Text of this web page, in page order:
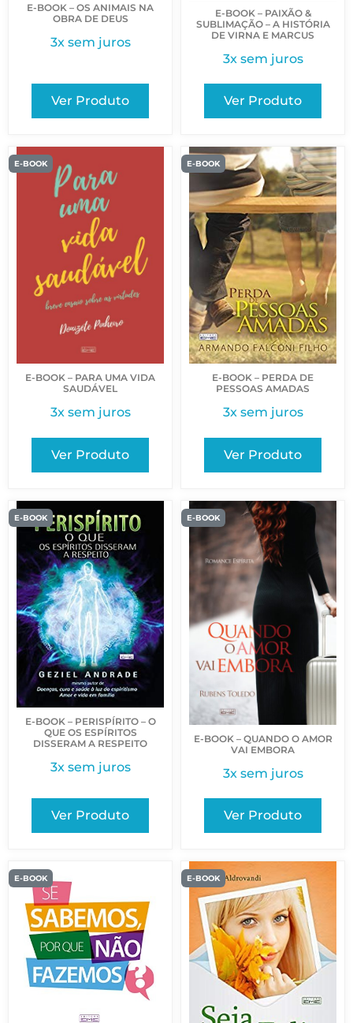
E-BOOK – OS ANIMAIS NA
OBRA DE DEUS
3x sem juros
Ver Produto
E-BOOK – PAIXÃO &
SUBLIMAÇÃO – A HISTÓRIA
DE VIRNA E MARCUS
3x sem juros
Ver Produto
E-BOOK
E-BOOK – PARA UMA VIDA
SAUDÁVEL
3x sem juros
Ver Produto
E-BOOK
E-BOOK – PERDA DE
PESSOAS AMADAS
3x sem juros
Ver Produto
E-BOOK
E-BOOK – PERISPÍRITO – O
QUE OS ESPÍRITOS
DISSERAM A RESPEITO
3x sem juros
Ver Produto
E-BOOK
E-BOOK – QUANDO O AMOR
VAI EMBORA
3x sem juros
Ver Produto
E-BOOK E-BOOK